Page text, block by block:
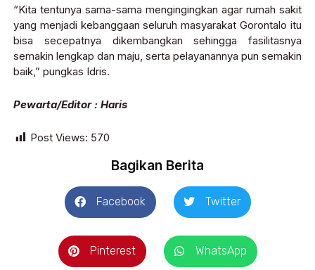
“Kita tentunya sama-sama mengingingkan agar rumah sakit
yang menjadi kebanggaan seluruh masyarakat Gorontalo itu
bisa secepatnya dikembangkan sehingga fasilitasnya
semakin lengkap dan maju, serta pelayanannya pun semakin
baik,” pungkas Idris.
Pewarta/Editor : Haris
Post Views: 570
Bagikan Berita
Facebook Twitter
Pinterest WhatsApp